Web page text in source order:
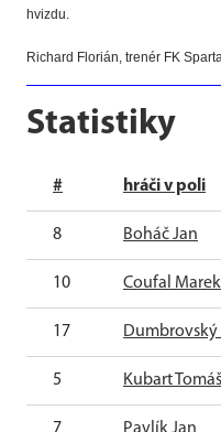
hvizdu.
Richard Florián, trenér FK
Statistiky
# hráči v poli
8 Boháč Jan
10 Coufal Marek
17
5 Kubart Tomáš